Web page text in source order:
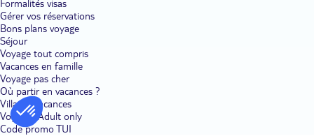
Formalités visas
Gérer vos réservations
Bons plans voyage
Séjour
Voyage tout compris
Vacances en famille
Voyage pas cher
Où partir en vacances ?
Villages vacances
Voyages Adult only
Code promo TUI